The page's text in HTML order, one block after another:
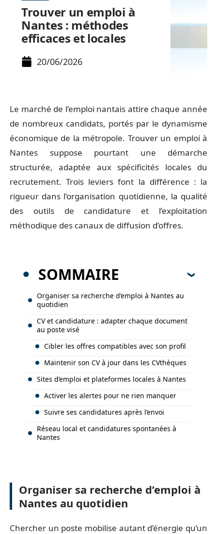
Trouver un emploi à
Nantes : méthodes
efficaces et locales
20/06/2026
Le marché de l’emploi nantais attire chaque année
de nombreux candidats, portés par le dynamisme
économique de la métropole. Trouver un emploi à
Nantes suppose pourtant une démarche
structurée, adaptée aux spécificités locales du
recrutement. Trois leviers font la différence : la
rigueur dans l’organisation quotidienne, la qualité
des outils de candidature et l’exploitation
méthodique des canaux de diffusion d’offres.
SOMMAIRE
Organiser sa recherche d’emploi à Nantes au
quotidien
CV et candidature : adapter chaque document
au poste visé
Cibler les offres compatibles avec son profil
Maintenir son CV à jour dans les CVthèques
Sites d’emploi et plateformes locales à Nantes
Activer les alertes pour ne rien manquer
Suivre ses candidatures après l’envoi
Réseau local et candidatures spontanées à
Nantes
Organiser sa recherche d’emploi à
Nantes au quotidien
Chercher un poste mobilise autant d’énergie qu’un